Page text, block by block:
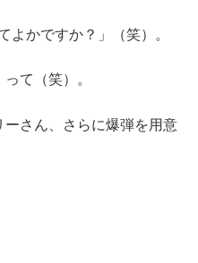
よかですか？」（笑）。
て（笑）。
ーさん、さらに爆弾を用意